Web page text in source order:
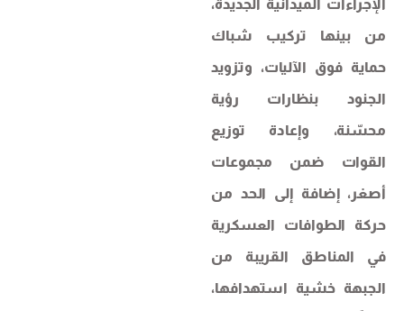
الإجراءات الميدانية الجديدة،
من بينها تركيب شباك
حماية فوق الآليات، وتزويد
الجنود بنظارات رؤية
محسّنة، وإعادة توزيع
القوات ضمن مجموعات
أصغر، إضافة إلى الحد من
حركة الطوافات العسكرية
في المناطق القريبة من
الجبهة خشية استهدافها،